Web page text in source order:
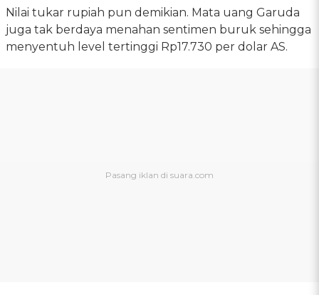
Nilai tukar rupiah pun demikian. Mata uang Garuda
juga tak berdaya menahan sentimen buruk sehingga
menyentuh level tertinggi Rp17.730 per dolar AS.